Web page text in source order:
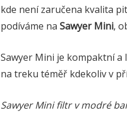
kde není zaručena kvalita
podíváme na Sawyer Mini,
Sawyer Mini je kompaktní
na treku téměř kdekoliv v
Sawyer Mini filtr v modré